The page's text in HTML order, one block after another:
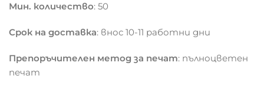
Мин. количество: 50
Срок на доставка: внос 10-11 работни дни
Препоръчителен метод за печат: пълноцветен
печат